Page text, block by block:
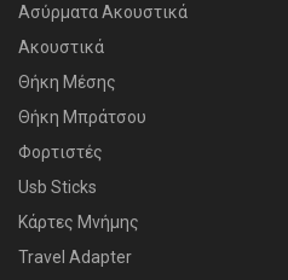
Ασύρματα Ακουστικά
Ακουστικά
Θήκη Μέσης
Θήκη Μπράτσου
Φορτιστές
Usb Sticks
Κάρτες Μνήμης
Travel Adapter